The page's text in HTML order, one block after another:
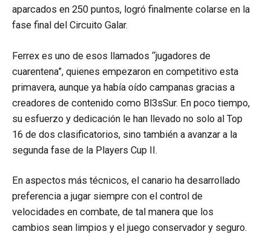
aparcados en 250 puntos, logró finalmente colarse en la
fase final del Circuito Galar.
Ferrex es uno de esos llamados “jugadores de
cuarentena”, quienes empezaron en competitivo esta
primavera, aunque ya había oído campanas gracias a
creadores de contenido como Bl3sSur. En poco tiempo,
su esfuerzo y dedicación le han llevado no solo al Top
16 de dos clasificatorios, sino también a avanzar a la
segunda fase de la Players Cup II.
En aspectos más técnicos, el canario ha desarrollado
preferencia a jugar siempre con el control de
velocidades en combate, de tal manera que los
cambios sean limpios y el juego conservador y seguro.